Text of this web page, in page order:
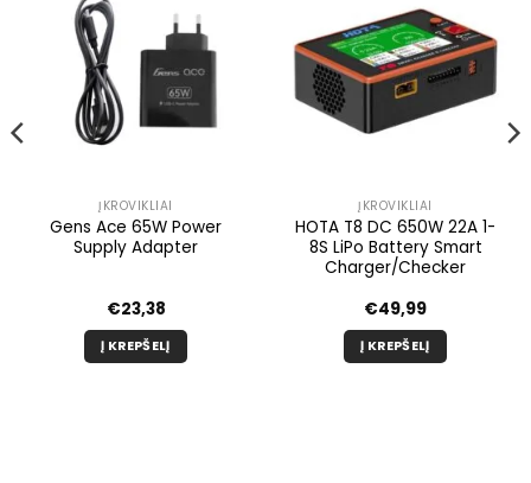
ĮKROVIKLIAI
Gens Ace 65W Power
Supply Adapter
€23,38
Į KREPŠELĮ
ĮKROVIKLIAI
HOTA T8 DC 650W 22A 1-
8S LiPo Battery Smart
Charger/Checker
€49,99
Į KREPŠELĮ